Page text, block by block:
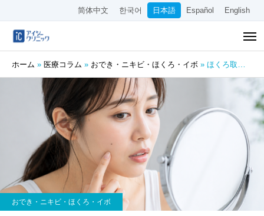
简体中文 한국어 日本語 Español English
ホーム » 医療コラム » おでき・ニキビ・ほくろ・イボ » ほくろ取りは皮膚科で受けるべき？方法・費用・リスクを徹底解説
おでき・ニキビ・ほくろ・イボ